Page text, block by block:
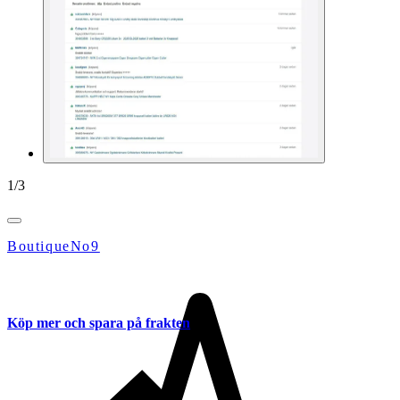
1/3
BoutiqueNo9
Köp mer och spara på frakten